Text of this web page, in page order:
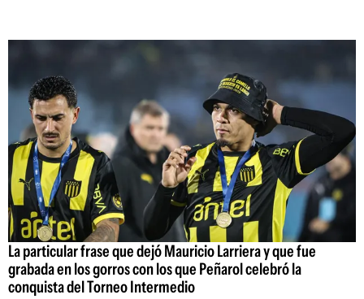
La particular frase que dejó Mauricio Larriera y que fue
grabada en los gorros con los que Peñarol celebró la
conquista del Torneo Intermedio